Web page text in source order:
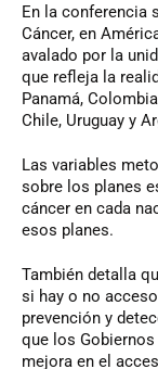
En la conferencia
Cáncer, en
avalado por la
que refleja la
Panamá,
Chile, Uruguay y
Las variables
sobre los planes
cáncer en cada
esos planes.
También detalla
si hay o no
prevención y
que los
mejora en el